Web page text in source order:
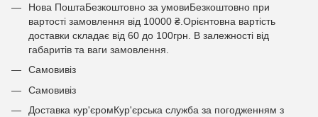
Нова ПоштаБезкоштовно за умовиБезкоштовно при
вартості замовлення від 10000 ₴.Орієнтовна вартість
доставки складає від 60 до 100грн. В залежності від
габаритів та ваги замовлення.
Самовивіз
Самовивіз
Доставка кур'єромКур'єрська служба за погодженням з